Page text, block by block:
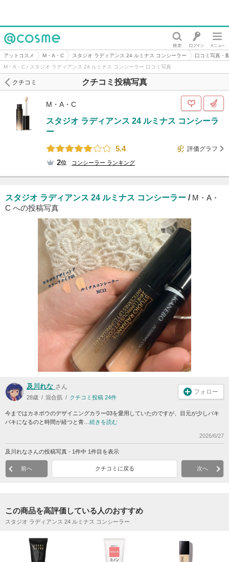
@cosme
アットコスメ M・A・C スタジオ ラディアンス 24 ルミナス コンシーラー
口コミ写真・
M・A・C / スタジオ ラディアンス 24 ルミナス コンシーラー 口コミ写真
クチコミ投稿写真
クチコミ
M・A・C
スタジオ ラディアンス 24 ルミナス コンシーラ
ー
5.4
評価グラフ
2位 コンシーラー ランキング
スタジオ ラディアンス 24 ルミナス コンシーラー / M・A・
C への投稿写真
及川れな さん
28歳 混合肌 クチコミ投稿 24件
フォロー
今まではカネボウのデザイニングカラー03を愛用していたのですが、目元が少しパキ
パキになるのと時間が経つと青… 続きを読む
2026/6/27
及川れなさんの投稿写真 - 1件中 1件目を表示
前へ クチコミに戻る 次へ
この商品を高評価している人のおすすめ
スタジオ ラディアンス 24 ルミナス コンシーラー